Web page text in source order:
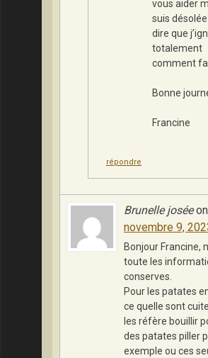
vous aider
suis
dire que
totalement
comment
Bonne
Francine
répondre
Brunelle joséeon
novembre 9,
Bonjour Francine,
toute les
conserves.
Pour les patates
ce quelle sont
les réfère bouillir
des patates piller
exemple ou ces